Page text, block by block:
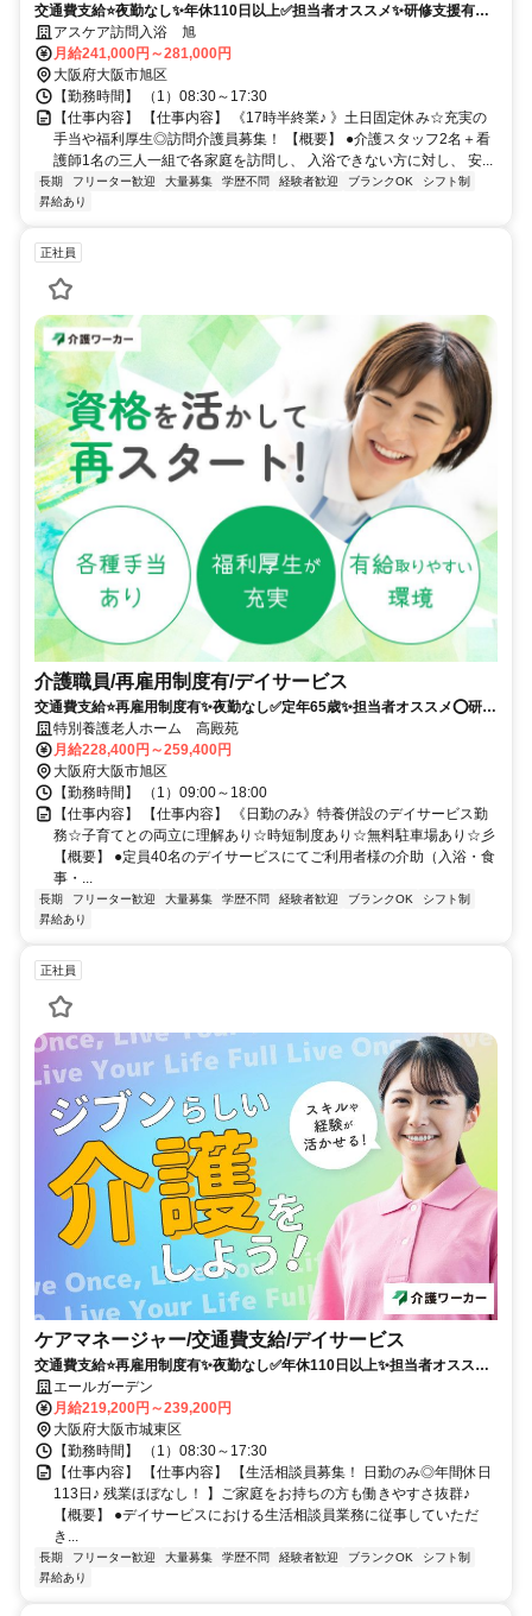
交通費支給⭐️夜勤なし✨年休110日以上✅️担当者オススメ✨研修支援有⭕️
経験者優遇✨週休2日❗️高額求人
アスケア訪問入浴 旭
月給241,000円～281,000円
大阪府大阪市旭区
【勤務時間】 （1）08:30～17:30
【仕事内容】 【仕事内容】 《17時半終業♪ 》土日固定休み☆充実の
手当や福利厚生◎訪問介護員募集！ 【概要】 ●介護スタッフ2名＋看
護師1名の三人一組で各家庭を訪問し、 入浴できない方に対し、 安...
長期 フリーター歓迎 大量募集 学歴不問 経験者歓迎 ブランクOK
シフト制
昇給あり
正社員
介護職員/再雇用制度有/デイサービス
交通費支給⭐️再雇用制度有✨夜勤なし✅️定年65歳✨担当者オススメ⭕️研修
支援有✨経験者優遇❗️車通勤ＯＫ
特別養護老人ホーム 高殿苑
月給228,400円～259,400円
大阪府大阪市旭区
【勤務時間】 （1）09:00～18:00
【仕事内容】 【仕事内容】 《日勤のみ》特養併設のデイサービス勤
務☆子育てとの両立に理解あり☆時短制度あり☆無料駐車場あり☆彡
【概要】 ●定員40名のデイサービスにてご利用者様の介助（入浴・食
事・...
長期 フリーター歓迎 大量募集 学歴不問 経験者歓迎 ブランクOK
シフト制
昇給あり
正社員
ケアマネージャー/交通費支給/デイサービス
交通費支給⭐️再雇用制度有✨夜勤なし✅️年休110日以上✨担当者オススメ
⭕️残業なし✨経験者優遇❗️週休2日
エールガーデン
月給219,200円～239,200円
大阪府大阪市城東区
【勤務時間】 （1）08:30～17:30
【仕事内容】 【仕事内容】 【生活相談員募集！ 日勤のみ◎年間休日
113日♪ 残業ほぼなし！ 】ご家庭をお持ちの方も働きやすさ抜群♪
【概要】 ●デイサービスにおける生活相談員業務に従事していただ
き...
長期 フリーター歓迎 大量募集 学歴不問 経験者歓迎 ブランクOK
シフト制
昇給あり